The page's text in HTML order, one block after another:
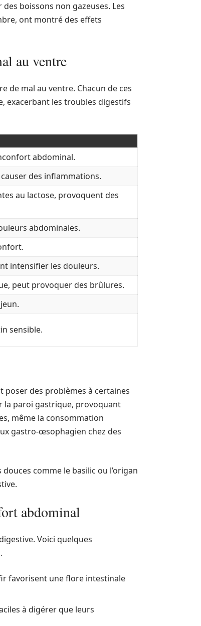
boissons non gazeuses. Les
ont montré des effets
au ventre
de mal au ventre. Chacun de ces
exacerbant les troubles digestifs
abdominal.
des inflammations.
au lactose, provoquent des
abdominales.
intensifier les douleurs.
peut provoquer des brûlures.
sensible.
poser des problèmes à certaines
la paroi gastrique, provoquant
même la consommation
gastro-œsophagien chez des
comme le basilic ou l’origan
abdominal
Voici quelques
favorisent une flore intestinale
à digérer que leurs